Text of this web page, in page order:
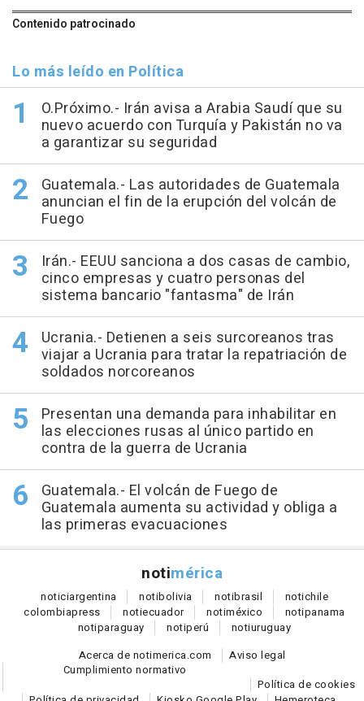
Contenido patrocinado
Lo más leído en Política
O.Próximo.- Irán avisa a Arabia Saudí que su
nuevo acuerdo con Turquía y Pakistán no va
a garantizar su seguridad
Guatemala.- Las autoridades de Guatemala
anuncian el fin de la erupción del volcán de
Fuego
Irán.- EEUU sanciona a dos casas de cambio,
cinco empresas y cuatro personas del
sistema bancario "fantasma" de Irán
Ucrania.- Detienen a seis surcoreanos tras
viajar a Ucrania para tratar la repatriación de
soldados norcoreanos
Presentan una demanda para inhabilitar en
las elecciones rusas al único partido en
contra de la guerra de Ucrania
Guatemala.- El volcán de Fuego de
Guatemala aumenta su actividad y obliga a
las primeras evacuaciones
notimérica
noticiargentina notibolivia notibrasil notichile
colombiapress notiecuador notiméxico notipanama
notiparaguay notiperú notiuruguay
Acerca de notimerica.com
Aviso legal
Cumplimiento normativo
Política de cookies